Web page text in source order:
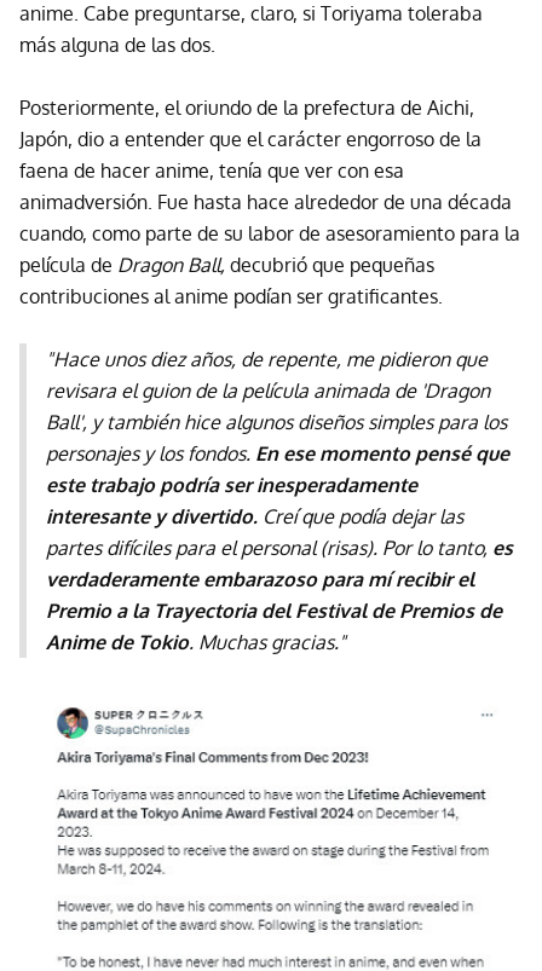
anime. Cabe preguntarse, claro, si Toriyama toleraba
más alguna de las dos.
Posteriormente, el oriundo de la prefectura de Aichi,
Japón, dio a entender que el carácter engorroso de la
faena de hacer anime, tenía que ver con esa
animadversión. Fue hasta hace alrededor de una década
cuando, como parte de su labor de asesoramiento para la
película de Dragon Ball, decubrió que pequeñas
contribuciones al anime podían ser gratificantes.
"Hace unos diez años, de repente, me pidieron que
revisara el guion de la película animada de 'Dragon
Ball', y también hice algunos diseños simples para los
personajes y los fondos. En ese momento pensé que
este trabajo podría ser inesperadamente
interesante y divertido. Creí que podía dejar las
partes difíciles para el personal (risas). Por lo tanto, es
verdaderamente embarazoso para mí recibir el
Premio a la Trayectoria del Festival de Premios de
Anime de Tokio. Muchas gracias."